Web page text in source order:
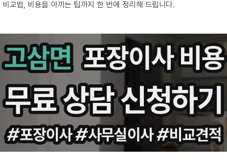
교법, 비용을 아끼는 팁까지 한 번에 정리해 드립니다.